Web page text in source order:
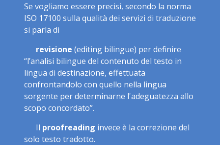
Se vogliamo essere precisi, secondo la norma
ISO 17100 sulla qualità dei servizi di traduzione
si parla di
revisione (editing bilingue) per definire
“l’analisi bilingue del contenuto del testo in
lingua di destinazione, effettuata
confrontandolo con quello nella lingua
sorgente per determinarne l'adeguatezza allo
scopo concordato”.
Il proofreading invece è la correzione del
solo testo tradotto.